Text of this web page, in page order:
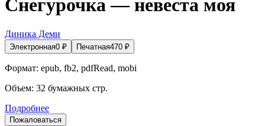
Снегурочка — невеста моя
Диника Деми
Электронная0 ₽ Печатная470 ₽
Формат: epub, fb2, pdfRead, mobi
Объем: 32 бумажных стр.
Подробнее
Пожаловаться